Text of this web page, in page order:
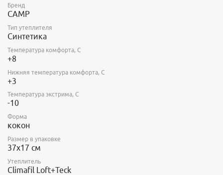
Бренд
CAMP
Тип утеплителя
Синтетика
Температура комфорта, С
+8
Нижняя температура комфорта, С
+3
Температура экстрима, С
-10
Форма
кокон
Размер в упаковке
37x17 см
Утеплитель
Climafil Loft+Teck